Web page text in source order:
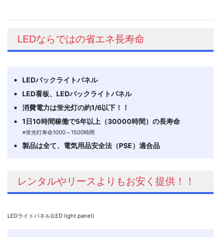
LEDならではの省エネ長寿命
LEDバックライトパネル
LED看板、LEDバックライトパネル
消費電力は蛍光灯の約1/6以下！！
1日10時間稼働で5年以上（30000時間）の長寿命
※蛍光灯寿命1000～1500時間
製品は全て、電気用品安全法（PSE）適合品
レンタルやリースよりもお安く提供！！
LEDライトパネル(LED light panel)